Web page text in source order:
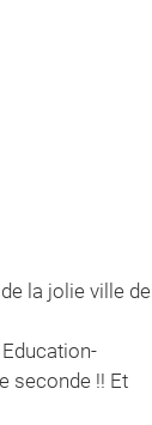
la jolie ville de
seconde !! Et